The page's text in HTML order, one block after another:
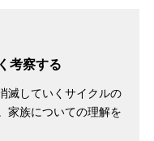
考察する
滅していくサイクルの
家族についての理解を